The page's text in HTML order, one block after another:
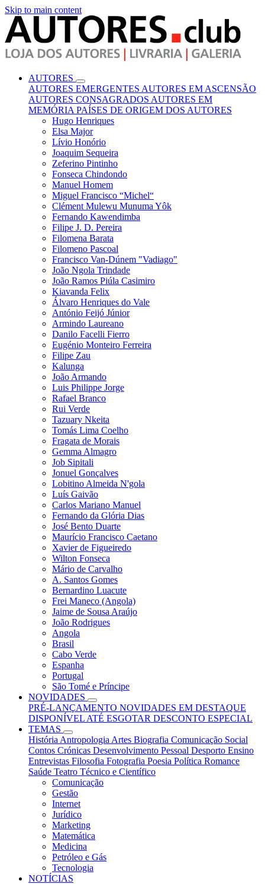
Skip to main content
AUTORES
AUTORES EMERGENTES AUTORES EM ASCENSÃO
AUTORES CONSAGRADOS AUTORES EM
MEMÓRIA PAÍSES DE ORIGEM DOS AUTORES
Hugo Henriques
Elsa Major
Lívio Honório
Joaquim Sequeira
Zeferino Pintinho
Fonseca Chindondo
Manuel Homem
Miguel Francisco “Michel“
Clément Mulewu Munuma Yôk
Fernando Kawendimba
Filipe J. D. Pereira
Filomena Barata
Filomeno Pascoal
Francisco Van-Dúnem "Vadiago"
João Ngola Trindade
João Ramos Piúla Casimiro
Kiavanda Felix
Álvaro Henriques do Vale
António Feijó Júnior
Armindo Laureano
Danilo Facelli Fierro
Eugénio Monteiro Ferreira
Filipe Zau
Kalunga
João Armando
Luis Philippe Jorge
Rafael Branco
Rui Verde
Tazuary Nkeita
Tomás Lima Coelho
Fragata de Morais
Gemma Almagro
Job Sipitali
Jonuel Gonçalves
Lobitino Almeida N'gola
Luís Gaivão
Carlos Mariano Manuel
Fernando da Glória Dias
José Bento Duarte
Maurício Francisco Caetano
Xavier de Figueiredo
Wilton Fonseca
Mário de Carvalho
A. Santos Gomes
Bernardino Luacute
Frei Maneco (Angola)
Jaime de Sousa Araújo
João Rodrigues
Angola
Brasil
Cabo Verde
Espanha
Portugal
São Tomé e Príncipe
NOVIDADES
PRÉ-LANÇAMENTO NOVIDADES EM DESTAQUE
DISPONÍVEL ATÉ ESGOTAR DESCONTO ESPECIAL
TEMAS
História Antropologia Artes Biografia Comunicação Social
Contos Crónicas Desenvolvimento Pessoal Desporto Ensino
Entrevistas Filosofia Fotografia Poesia Política Romance
Saúde Teatro Técnico e Científico
Comunicação
Gestão
Internet
Jurídico
Marketing
Matemática
Medicina
Petróleo e Gás
Tecnologia
NOTÍCIAS